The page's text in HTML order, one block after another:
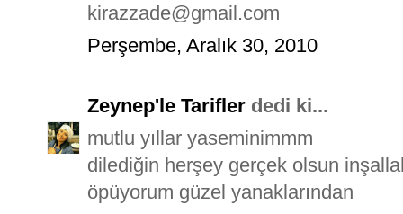
kirazzade@gmail.com
Perşembe, Aralık 30, 2010
Zeynep'le Tarifler dedi ki...
mutlu yıllar yaseminimmm
dilediğin herşey gerçek olsun
öpüyorum güzel yanaklarından